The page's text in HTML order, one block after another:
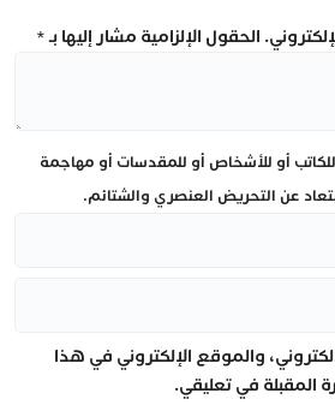
الحقول الإلزامية مشار إليها بـ*
أو للأشخاص أو للمقدسات أو مهاجمة
عن التحريض العنصري والشتائم.
والموقع الإلكتروني في هذا
المقبلة في تعليقي.